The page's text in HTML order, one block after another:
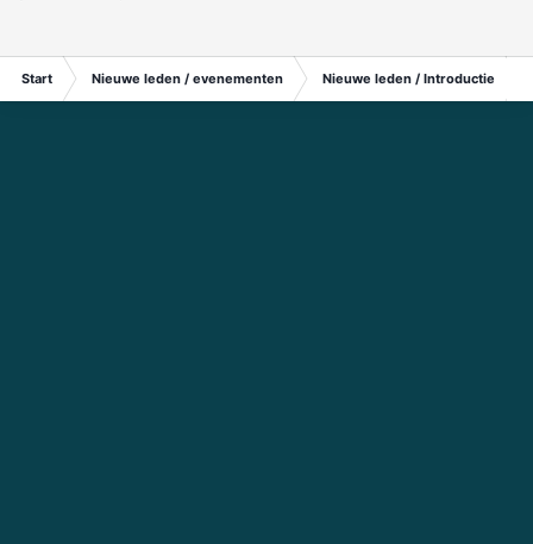
Start Nieuwe leden / evenementen Nieuwe leden / Introductie